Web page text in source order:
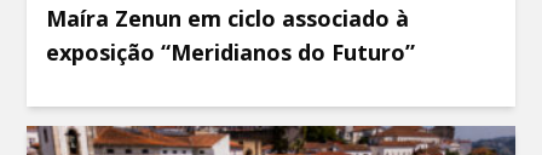
Maíra Zenun em ciclo associado à
exposição “Meridianos do Futuro”